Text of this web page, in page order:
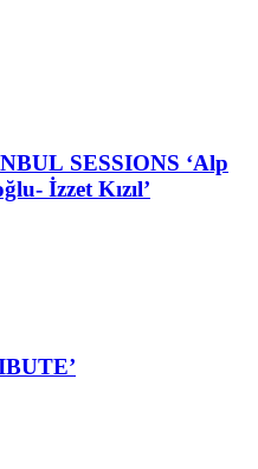
SESSIONS ‘Alp
İzzet Kızıl’